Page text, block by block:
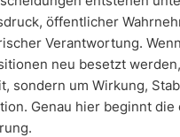
öffentlicher
Verantwortung. Wenn
neu besetzt
sondern um Wirkung,
Genau hier beginnt